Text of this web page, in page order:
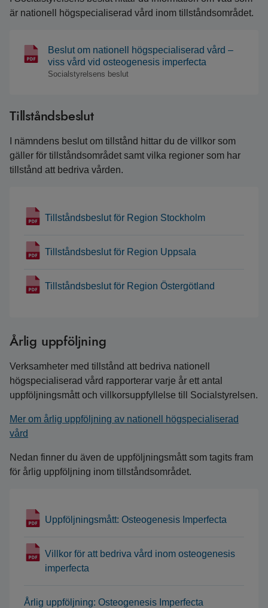
är nationell högspecialiserad vård inom tillståndsområdet.
Beslut om nationell högspecialiserad vård –
viss vård vid osteogenesis imperfecta
Socialstyrelsens beslut
Tillståndsbeslut
I nämndens beslut om tillstånd hittar du de villkor som
gäller för tillståndsområdet samt vilka regioner som har
tillstånd att bedriva vården.
Tillståndsbeslut för Region Stockholm
Tillståndsbeslut för Region Uppsala
Tillståndsbeslut för Region Östergötland
Årlig uppföljning
Verksamheter med tillstånd att bedriva nationell
högspecialiserad vård rapporterar varje år ett antal
uppföljningsmått och villkorsuppfyllelse till Socialstyrelsen.
Mer om årlig uppföljning av nationell högspecialiserad
vård
Nedan finner du även de uppföljningsmått som tagits fram
för årlig uppföljning inom tillståndsområdet.
Uppföljningsmått: Osteogenesis Imperfecta
Villkor för att bedriva vård inom osteogenesis
imperfecta
Årlig uppföljning: Osteogenesis Imperfecta